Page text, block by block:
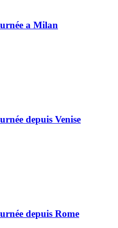
a Milan
depuis Venise
depuis Rome